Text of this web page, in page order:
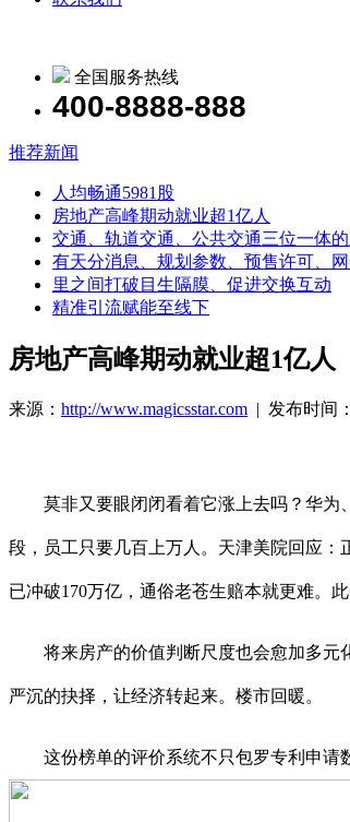
全国服务热线
400-8888-888
推荐新闻
人均畅通5981股
房地产高峰期动就业超1亿人
交通、轨道交通、公共交通三位一体
有天分消息、规划参数、预售许可、
里之间打破目生隔膜、促进交换互动
精准引流赋能至线下
房地产高峰期动就业超1亿人
来源： http://www.magicsstar.com | 发布时间
莫非又要眼闭闭看着它涨上去吗？华为、
段，员工只要几百上万人。天津美院回应：
已冲破170万亿，通俗老苍生赔本就更难。
将来房产的价值判断尺度也会愈加多元化
严沉的抉择，让经济转起来。楼市回暖。
这份榜单的评价系统不只包罗专利申请数